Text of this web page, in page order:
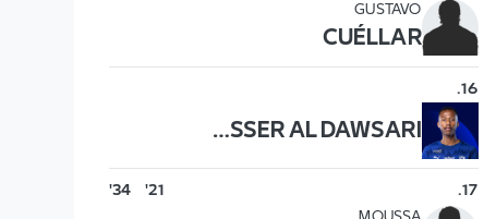
GUSTAVO
CUÉLLAR
16
.
NASSER AL DAWSARI
17
.
21'
34'